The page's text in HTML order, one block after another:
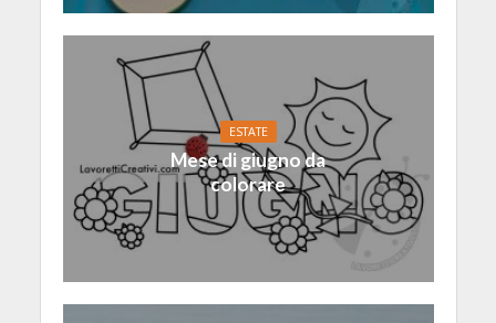
ESTATE
Mese di giugno da
colorare